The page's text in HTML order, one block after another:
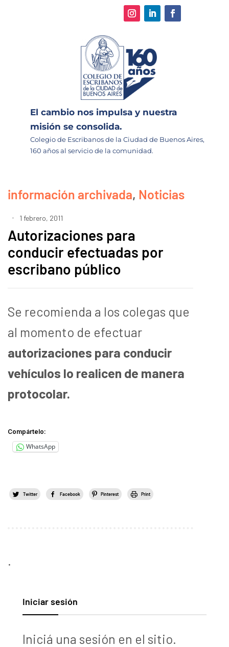
El cambio nos impulsa y nuestra
misión se consolida.
Colegio de Escribanos de la Ciudad de Buenos Aires,
160 años al servicio de la comunidad.
información archivada, Noticias
1 febrero, 2011
Autorizaciones para
conducir efectuadas por
escribano público
Se recomienda a los colegas que
al momento de efectuar
autorizaciones para conducir
vehículos lo realicen de manera
protocolar.
Compártelo:
WhatsApp
Twitter Facebook Pinterest Print
.
Iniciar sesión
Iniciá una sesión en el sitio.